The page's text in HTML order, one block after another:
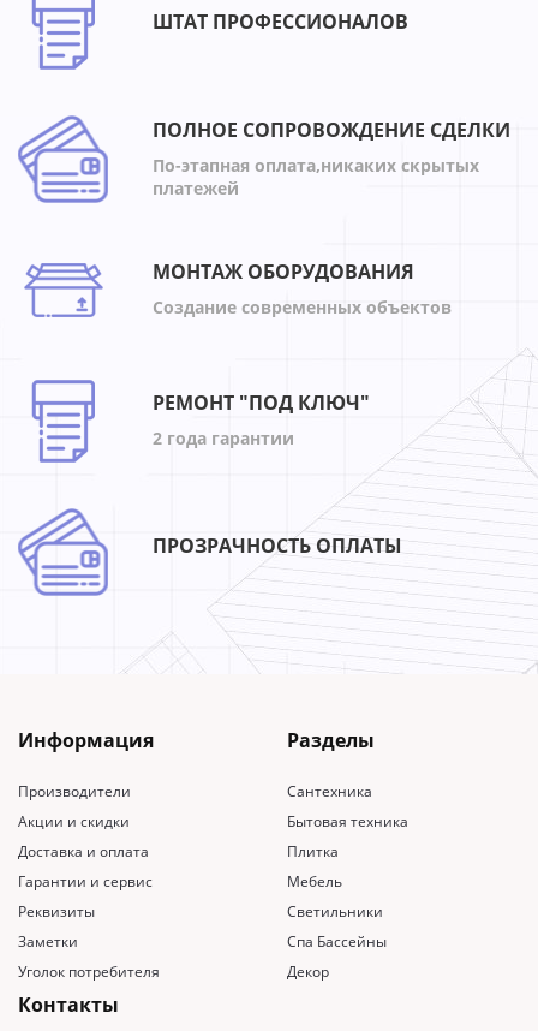
ШТАТ ПРОФЕССИОНАЛОВ
ПОЛНОЕ СОПРОВОЖДЕНИЕ СДЕЛКИ
По-этапная оплата,никаких скрытых
платежей
МОНТАЖ ОБОРУДОВАНИЯ
Создание современных объектов
РЕМОНТ "ПОД КЛЮЧ"
2 года гарантии
ПРОЗРАЧНОСТЬ ОПЛАТЫ
Информация
Производители
Акции и скидки
Доставка и оплата
Гарантии и сервис
Реквизиты
Заметки
Уголок потребителя
Разделы
Сантехника
Бытовая техника
Плитка
Мебель
Светильники
Спа Бассейны
Декор
Контакты